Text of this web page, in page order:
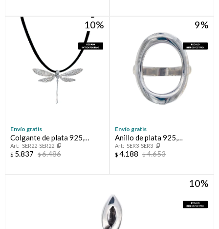
10
Envío gratis
Colgante de plata 925,
LIBELULA.
SER22-SER22
$ 5.837 $6.486
9
Envío gratis
Anillo de plata 925,
RAMONA.
SER3-SER3
$ 4.188 $4.653
10